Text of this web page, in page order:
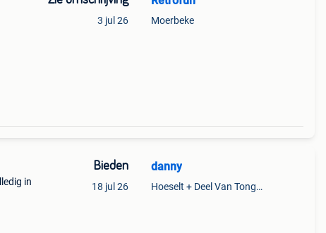
3 jul 26 Moerbeke
in
Bieden
18 jul 26
danny
Hoeselt + Deel Van Tongeren